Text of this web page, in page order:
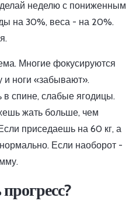
неделю с пониженным
на 30%, веса - на 20%.
Многие фокусируются
и ноги «забывают».
в спине, слабые ягодицы.
жать больше, чем
приседаешь на 60 кг, а
Если наоборот -